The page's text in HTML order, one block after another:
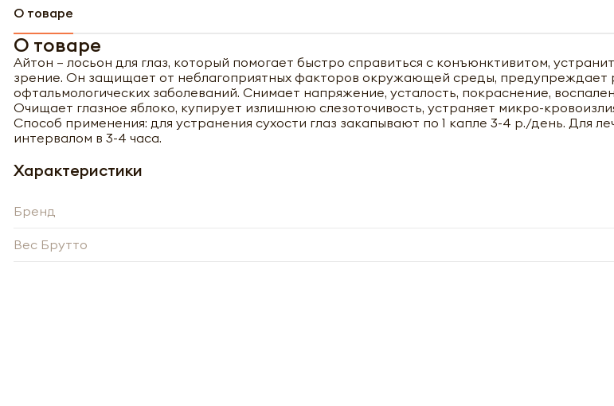
О товаре
О товаре
Айтон – лосьон для глаз, который помогает быстро справиться с конъюнктивитом,
зрение. Он защищает от неблагоприятных факторов окружающей среды, предупреждает
офтальмологических заболеваний. Снимает напряжение, усталость, покраснение,
Очищает глазное яблоко, купирует излишнюю слезоточивость, устраняет микро-
Способ применения: для устранения сухости глаз закапывают по 1 капле 3-4 р./день. Для
интервалом в 3-4 часа.
Характеристики
Бренд
Вес Брутто
Получить оптовый прайс-